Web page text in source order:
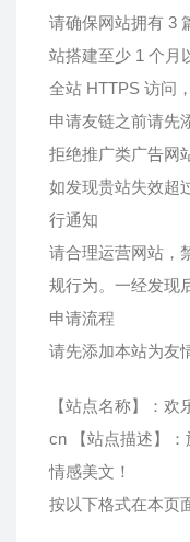
请确保网站拥有 3
站搭建至少 1 个月
全站 HTTPS 访问
申请友链之前请先
拒绝推广类广告网
如发现贵站失效超
行通知
请合理运营网站，
规行为。一经发现
申请流程
请先添加本站为友
【站点名称】：欢
cn 【站点描述】
情感美文！
按以下格式在本页